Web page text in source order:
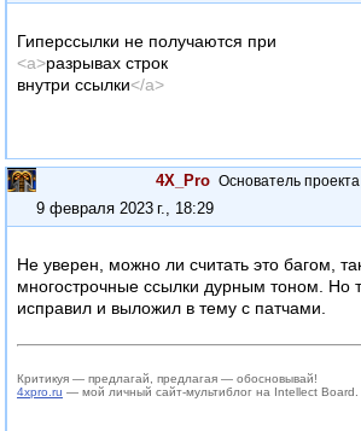
Гиперссылки не получаются при
<a>разрывах строк
внутри ссылки</a>
4X_Pro Основатель проекта
9 февраля 2023 г., 18:29
Не уверен, можно ли считать это багом,
многострочные ссылки дурным тоном. Но
исправил и выложил в тему с патчами.
Критикуя — предлагай, предлагая — обосновывай!
4xpro.ru — мой личный сайт-мультиблог на Intellect Board.